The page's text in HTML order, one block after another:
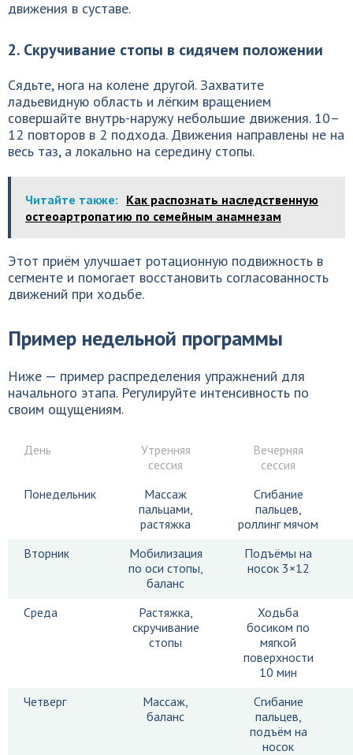
движения в суставе.
2. Скручивание стопы в сидячем положении
Сядьте, нога на колене другой. Захватите
ладьевидную область и лёгким вращением
совершайте внутрь-наружу небольшие движения. 10–
12 повторов в 2 подхода. Движения направлены не на
весь таз, а локально на середину стопы.
Читайте также: Как распознать наследственную
остеоартропатию по семейным анамнезам
Этот приём улучшает ротационную подвижность в
сегменте и помогает восстановить согласованность
движений при ходьбе.
Пример недельной программы
Ниже — пример распределения упражнений для
начального этапа. Регулируйте интенсивность по
своим ощущениям.
День
Утренняя
сессия
Вечерняя
сессия
Понедельник
Массаж
пальцами,
растяжка
Сгибание
пальцев,
роллинг мячом
Вторник
Мобилизация
по оси стопы,
баланс
Подъёмы на
носок 3×12
Среда
Растяжка,
скручивание
стопы
Ходьба
босиком по
мягкой
поверхности
10 мин
Четверг
Массаж,
баланс
Сгибание
пальцев,
подъём на
носок